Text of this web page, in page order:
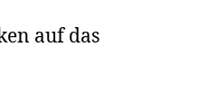
auf das